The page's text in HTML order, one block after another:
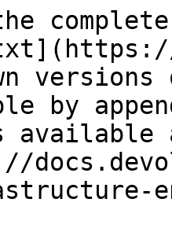
by
available